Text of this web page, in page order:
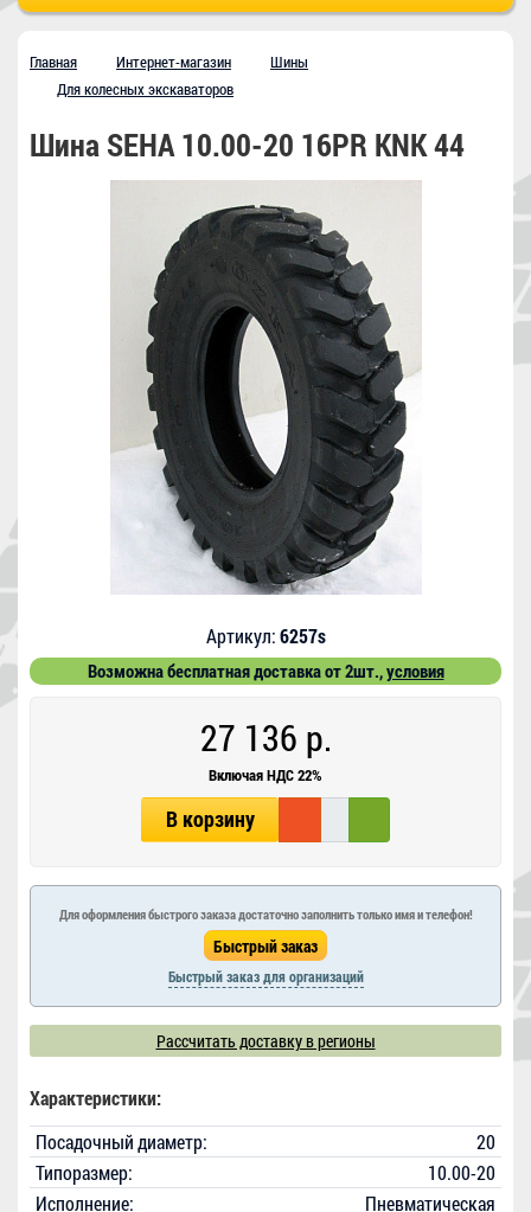
Главная Интернет-магазин
Шины
Для колесных экскаваторов
Шина SEHA 10.00-20 16PR KNK 44
Артикул:6257s
Возможна бесплатная доставка от 2шт.,условия
27 136 р.
Включая НДС 22%
В корзину
Для оформления быстрого заказа достаточно заполнить только имя и телефон!
Быстрый заказ для организаций
Рассчитать доставку в регионы
Характеристики:
Посадочный диаметр:
20
Типоразмер:
10.00-20
Исполнение:
Пневматическая